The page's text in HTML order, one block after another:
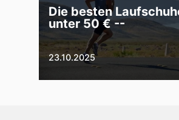
Die besten
unter 50 € --
23.10.2025